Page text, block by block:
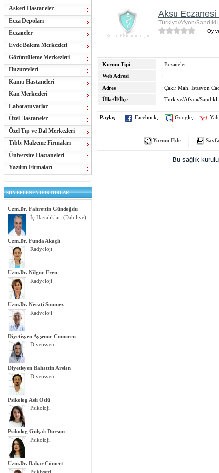
Askeri Hastaneler
Ecza Depoları
Eczaneler
Evde Bakım Merkezleri
Görüntüleme Merkezleri
Huzurevleri
Kamu Hastaneleri
Kan Merkezleri
Laboratuvarlar
Özel Hastaneler
Özel Tıp ve Dal Merkezleri
Tıbbi Malzeme Firmaları
Üniversite Hastaneleri
Yazılım Firmaları
SON EKLENEN DOKTORLAR
Uzm.Dr. Fahrettin Gündoğdu
İç Hastalıkları (Dahiliye)
Uzm.Dr. Funda Akaçlı
Radyoloji
Uzm.Dr. Nilgün Eren
Radyoloji
Uzm.Dr. Necati Sönmez
Radyoloji
Diyetisyen Ayşenur Cumurcu
Diyetisyen
Diyetisyen Bahattin Arslan
Diyetisyen
Psikolog Aslı Özlü
Psikoloji
Psikolog Gülşah Dursun
Psikoloji
Uzm.Dr. Bahar Cömert
Psikiyatri
Aksu Eczanesi
Türkiye/Afyon/Sandıklı
Oy
Kurum Tipi
: Eczaneler
Web Adresi
:
Adres
: Çakır Mah. İstasyon
Ülke/İl/İlçe
: Türkiye/Afyon/Sandıklı
Paylaş : Facebook Google
Yorum Ekle
Bu sağlık